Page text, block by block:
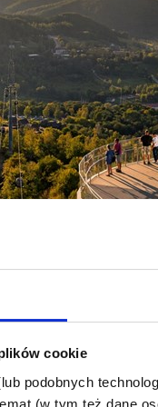
cookie
podobnych
(w tym też dane